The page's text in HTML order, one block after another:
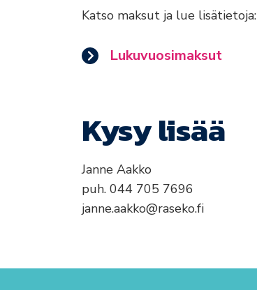
Katso maksut ja lue lisätietoja:
Lukuvuosimaksut
Kysy lisää
Janne Aakko
puh. 044 705 7696
janne.aakko@raseko.fi